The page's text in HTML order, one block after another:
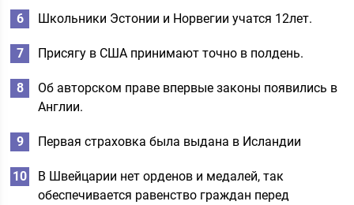
Школьники Эстонии и Норвегии учатся 12лет.
Присягу в США принимают точно в полдень.
Об авторском праве впервые законы появились в
Англии.
Первая страховка была выдана в Исландии
В Швейцарии нет орденов и медалей, так
обеспечивается равенство граждан перед